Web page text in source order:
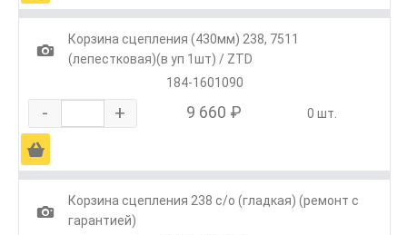
1
Корзина сцепления (430мм) 238, 7511
(лепестковая)(в уп 1шт) / ZTD
184-1601090
- + 9 660 ₽ 0 шт.
Ä
1
Корзина сцепления 238 с/о (гладкая) (ремонт с
гарантией)